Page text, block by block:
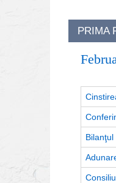
PRIMA